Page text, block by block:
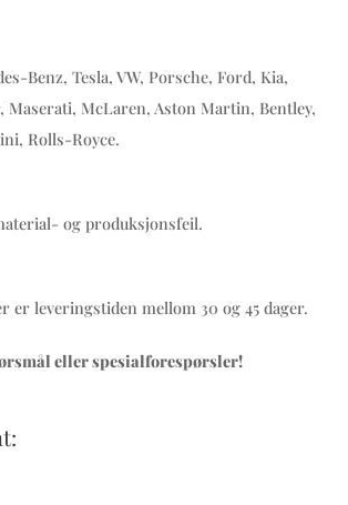
Benz, Tesla, VW, Porsche, Ford, Kia,
Maserati, McLaren, Aston Martin, Bentley,
Rolls-Royce.
og produksjonsfeil.
er leveringstiden mellom 30 og 45 dager.
eller spesialforespørsler!